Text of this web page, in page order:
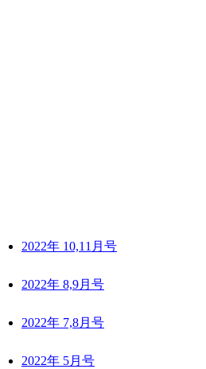
2022年 10,11月号
2022年 8,9月号
2022年 7,8月号
2022年 5月号